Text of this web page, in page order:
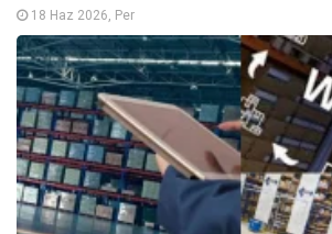
18 Haz 2026, Per